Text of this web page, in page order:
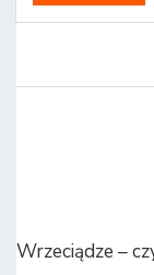
Wrzeciądze –